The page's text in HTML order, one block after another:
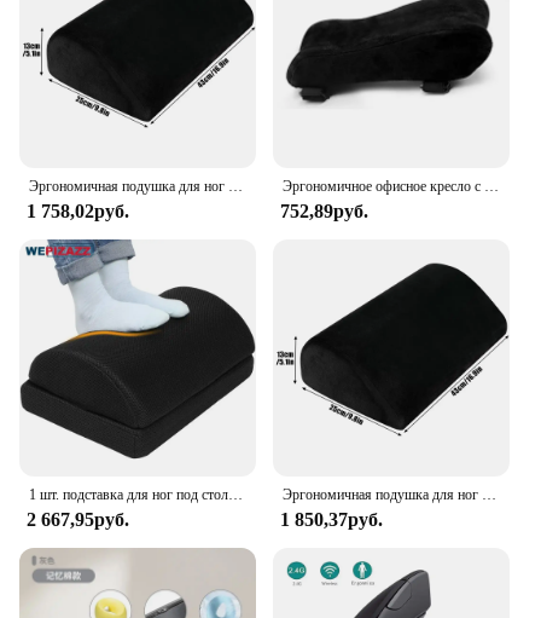
1 758,02руб. 752,89руб.
2 667,95руб. 1 850,37руб.